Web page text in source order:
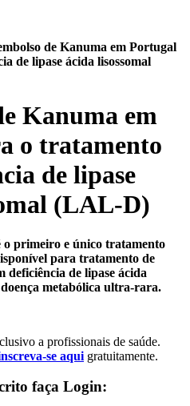
de Kanuma em Portugal
de lipase ácida lisossomal
Kanuma em
o tratamento
de lipase
(LAL-D)
o primeiro e único tratamento
para tratamento de
deficiência de lipase ácida
metabólica ultra-rara.
a profissionais de saúde.
se aqui gratuitamente.
faça Login: